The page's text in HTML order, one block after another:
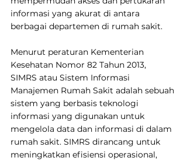
informasi yang akurat di antara
berbagai departemen di rumah sakit.
Menurut peraturan Kementerian
Kesehatan Nomor 82 Tahun 2013,
SIMRS atau Sistem Informasi
Manajemen Rumah Sakit adalah sebuah
sistem yang berbasis teknologi
informasi yang digunakan untuk
mengelola data dan informasi di dalam
rumah sakit. SIMRS dirancang untuk
meningkatkan efisiensi operasional,